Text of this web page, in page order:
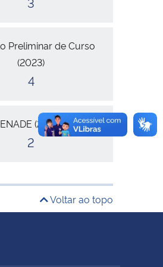
Preliminar de Curso
(2023)
4
ENADE (2023)
2
Voltar ao topo